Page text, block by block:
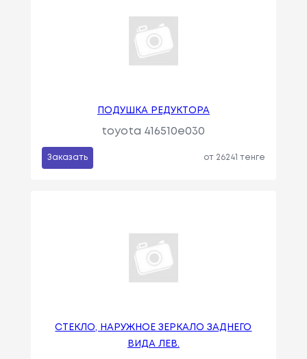
ПОДУШКА РЕДУКТОРА
toyota 416510e030
Заказать от 26241 тенге
СТЕКЛО, НАРУЖНОЕ ЗЕРКАЛО ЗАДНЕГО
ВИДА ЛЕВ.